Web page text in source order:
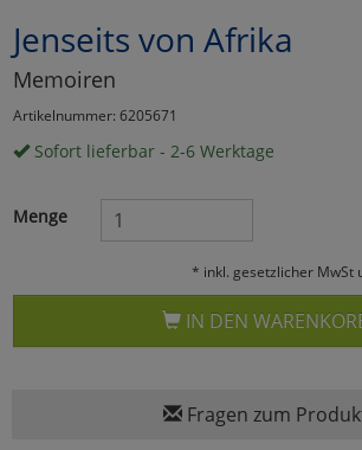
Jenseits von Afrika
Memoiren
Artikelnummer: 6205671
Sofort lieferbar - 2-6 Werktage
Menge
* inkl. gesetzlicher MwSt
IN DEN
Fragen zum
Marketing
Umfragetools
Cookies
Alle Akzeptieren
Cookies
zurückzu